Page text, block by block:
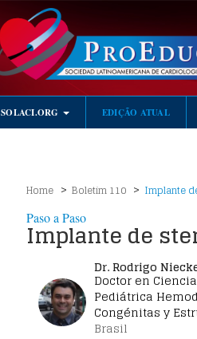
SOLACI.ORG EDIÇÃO ATUAL
Home Boletim 110
Implante
Paso a Paso
Implante de
Dr. Rodrigo
Doctor en
Pediátrica
Congénitas y
Brasil